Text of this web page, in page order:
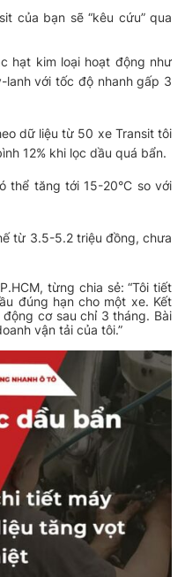
của bạn sẽ “kêu cứu” qua
hạt kim loại hoạt động như
lanh với tốc độ nhanh gấp 3
dữ liệu từ 50 xe Transit tôi
12% khi lọc dầu quá bẩn.
thể tăng tới 15-20°C so với
từ 3.5-5.2 triệu đồng, chưa
từng chia sẻ:“Tôi tiết
đúng hạn cho một xe. Kết
cơ sau chỉ 3 tháng. Bài
vận tải của tôi.”